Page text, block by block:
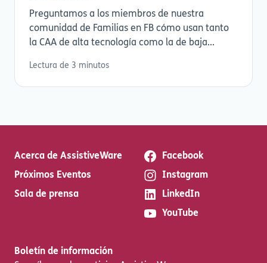
Preguntamos a los miembros de nuestra
comunidad de Familias en FB cómo usan tanto
la CAA de alta tecnología como la de baja...
Lectura de 3 minutos
Acerca de AssistiveWare
Próximos Eventos
Sala de prensa
Facebook
Instagram
LinkedIn
YouTube
Boletín de información